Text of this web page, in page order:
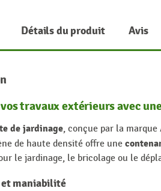
Détails du produit Avis
travaux extérieurs avec
de jardinage, conçue par la
de haute densité offre une
le jardinage, le bricolage ou le
maniabilité